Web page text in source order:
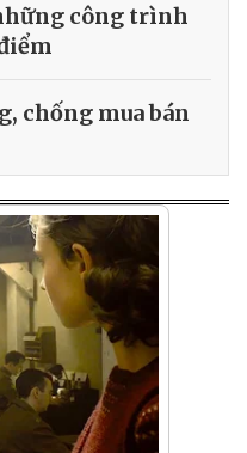
công trình
chống mua bán